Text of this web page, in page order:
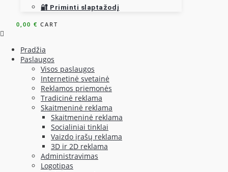
🔐 Priminti slaptažodį
0,00 € CART
Pradžia
Paslaugos
Visos paslaugos
Internetinė svetainė
Reklamos priemonės
Tradicinė reklama
Skaitmeninė reklama
Skaitmeninė reklama
Socialiniai tinklai
Vaizdo įrašų reklama
3D ir 2D reklama
Administravimas
Logotipas